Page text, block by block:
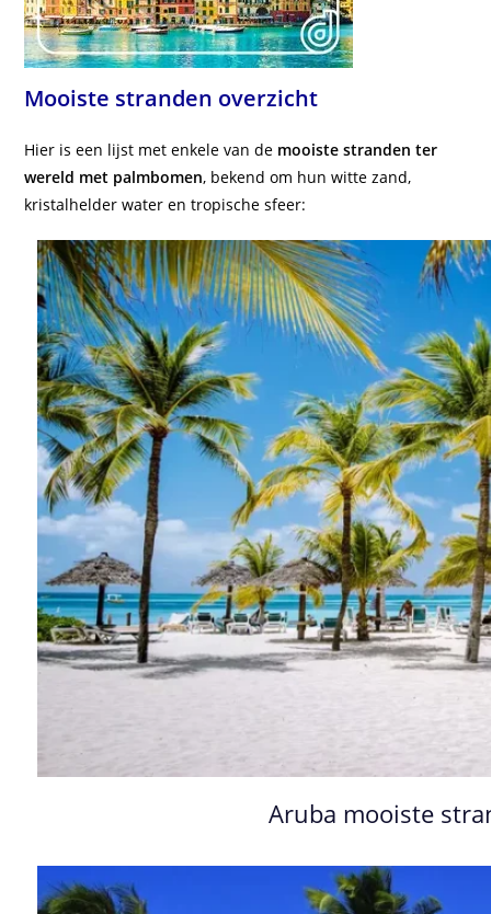
Mooiste stranden overzicht
Hier is een lijst met enkele van de mooiste stranden ter
wereld met palmbomen, bekend om hun witte zand,
kristalhelder water en tropische sfeer:
Aruba mooiste